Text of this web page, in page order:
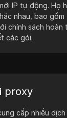
IP tự động. Họ
nhau, bao
chính sách
các gói.
proxy
cấp nhiều